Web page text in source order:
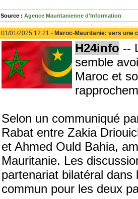
Source : Agence Mauritanienne d'Information
01/01/2025 12:21 - Maroc-Mauritanie: vers une
H24info --
semble
Maroc et
Selon un communiqué
Rabat entre Zakia
et Ahmed Ould Bahia,
Mauritanie. Les
partenariat bilatéral dans
commun pour les deux